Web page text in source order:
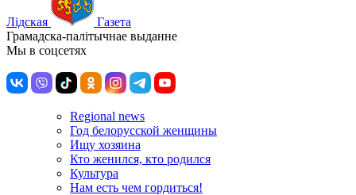
Лiдская
Газета
Грамадска-палiтычнае выданне
Мы в соцсетях
Regional news
Год белорусской женщины
Ищу хозяина
Кто женился, кто родился
Культура
Нам есть чем гордиться!